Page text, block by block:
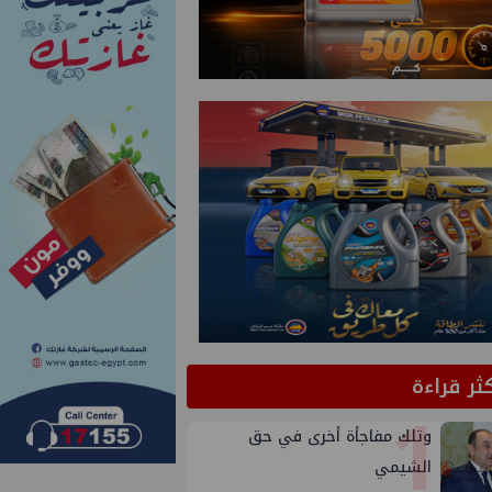
قراءة
وتلك مفاجأة أخرى في حق
الشيمي